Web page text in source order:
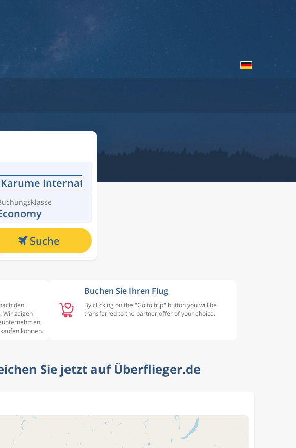
International
Suche
den
Wir zeigen
können.
Buchen Sie Ihren Flug
By clicking on the "Go to trip" button you will be
transferred to the partner offer of your choice.
Sie jetzt auf Überflieger.de